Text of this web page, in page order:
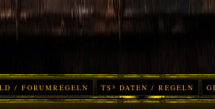
/ FORUMREGELN TS³ DATEN / REGELN